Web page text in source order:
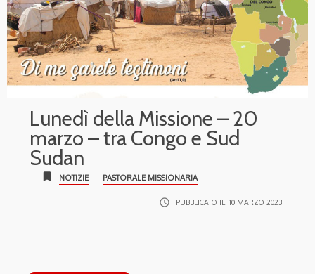
Lunedì della Missione – 20
marzo – tra Congo e Sud
Sudan
bookmark NOTIZIE PASTORALE MISSIONARIA
access_time PUBBLICATO IL: 10 MARZO 2023